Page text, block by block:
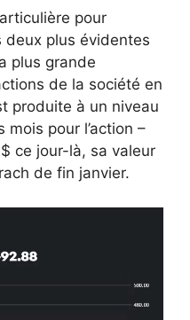
pour
deux plus évidentes
plus grande
de la société en
produite à un niveau
pour l’action –
ce jour-là, sa valeur
de fin janvier.